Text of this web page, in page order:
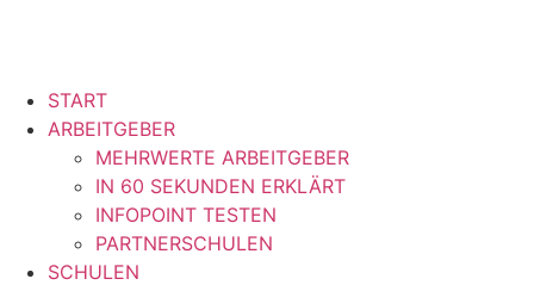
START
ARBEITGEBER
MEHRWERTE ARBEITGEBER
IN 60 SEKUNDEN ERKLÄRT
INFOPOINT TESTEN
PARTNERSCHULEN
SCHULEN